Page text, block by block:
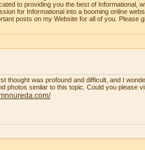
to providing you the best of Informational,
for Informational into a booming online
posts on my Website for all of you. Please
thought was profound and difficult, and I
photos similar to this topic. Could you please